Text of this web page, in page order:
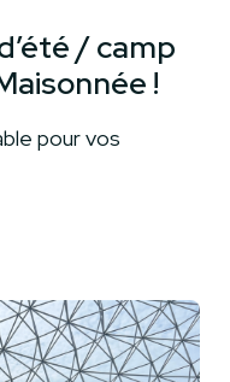
/ camp
!
pour vos